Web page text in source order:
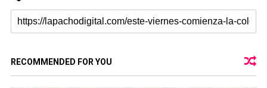
RECOMMENDED FOR YOU